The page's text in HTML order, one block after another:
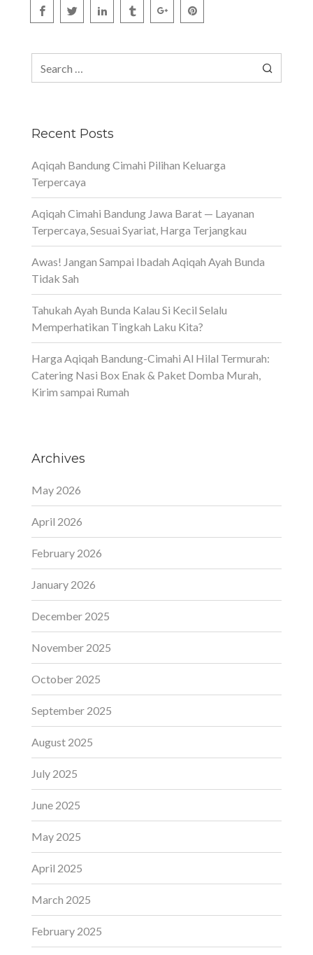
Recent Posts
Aqiqah Bandung Cimahi Pilihan Keluarga
Terpercaya
Aqiqah Cimahi Bandung Jawa Barat — Layanan
Terpercaya, Sesuai Syariat, Harga Terjangkau
Awas! Jangan Sampai Ibadah Aqiqah Ayah Bunda
Tidak Sah
Tahukah Ayah Bunda Kalau Si Kecil Selalu
Memperhatikan Tingkah Laku Kita?
Harga Aqiqah Bandung-Cimahi Al Hilal Termurah:
Catering Nasi Box Enak & Paket Domba Murah,
Kirim sampai Rumah
Archives
May 2026
April 2026
February 2026
January 2026
December 2025
November 2025
October 2025
September 2025
August 2025
July 2025
June 2025
May 2025
April 2025
March 2025
February 2025